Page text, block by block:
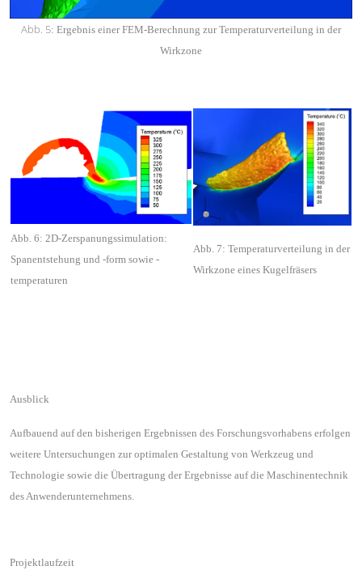
Abb. 5: Ergebnis einer FEM-Berechnung zur Temperaturverteilung in der
Wirkzone
Abb. 6: 2D-Zerspanungssimulation:
Spanentstehung und -form sowie -
temperaturen
Abb. 7: Temperaturverteilung in der
Wirkzone eines Kugelfräsers
Ausblick
Aufbauend auf den bisherigen Ergebnissen des Forschungsvorhabens erfolgen
weitere Untersuchungen zur optimalen Gestaltung von Werkzeug und
Technologie sowie die Übertragung der Ergebnisse auf die Maschinentechnik
des Anwenderunternehmens.
Projektlaufzeit